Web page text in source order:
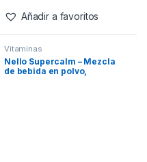
Añadir a favoritos
Vitaminasㅤ
Nello Supercalm – Mezcla
de bebida en polvo,